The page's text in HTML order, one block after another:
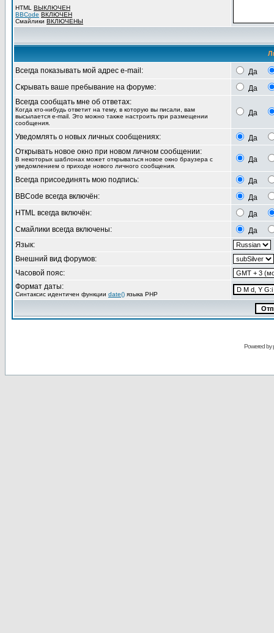
HTML ВЫКЛЮЧЕН
BBCode ВКЛЮЧЕН
Смайлики ВКЛЮЧЕНЫ
Всегда показывать мой адрес e-mail:
Да
Скрывать ваше пребывание на форуме:
Да
Всегда сообщать мне об ответах:
Когда кто-нибудь ответит на тему, в которую вы писали, вам
высылается e-mail. Это можно также настроить при размещении
сообщения.
Да
Уведомлять о новых личных сообщениях:
Да
Открывать новое окно при новом личном сообщении:
В некоторых шаблонах может открываться новое окно браузера с
уведомлением о приходе нового личного сообщения.
Да
Всегда присоединять мою подпись:
Да
BBCode всегда включён:
Да
HTML всегда включён:
Да
Смайлики всегда включены:
Да
Язык:
Внешний вид форумов:
Часовой пояс:
Формат даты:
Синтаксис идентичен функции date() языка PHP
Powered by